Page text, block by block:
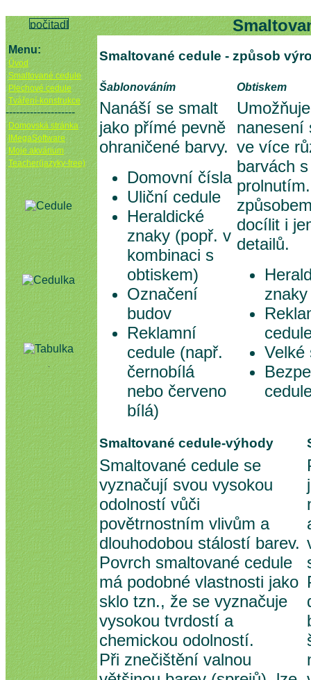
Menu:
Úvod
Smaltované cedule
Plechové cedule
Tváření-konstrukce
--------------------
Domovská stránka
IMegaSoftware
Moje akvárium
Teacher(jazyky-free)
Smaltované cedule - způsob
Šablonováním Obtiskem
Nanáší se smalt
jako přímé pevně
ohraničené barvy.
Domovní čísla
Uliční cedule
Heraldické
znaky (popř. v
kombinaci s
obtiskem)
Označení
budov
Reklamní
cedule (např.
černobílá
nebo červeno
bílá)
Umožňuje
nanesení
ve více
barvách s
docílit i
detailů.
znaky
Velké
Smaltované cedule-výhody
Smaltované cedule se
vyznačují svou vysokou
odolností vůči
povětrnostním vlivům a
dlouhodobou stálostí barev.
Povrch smaltované cedule
má podobné vlastnosti jako
sklo tzn., že se vyznačuje
vysokou tvrdostí a
chemickou odolností.
Při znečištění valnou